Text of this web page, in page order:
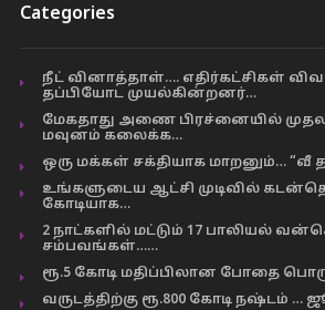
Categories
நீட் வினாத்தாள்…. எதிர்கட்சிகள்
தப்பியோட முயல்கின்றனர்…
மேகதாது அணை பிரச்னையில்
மவுனம் கலைக்க…
ஒரு மக்கள் சக்தியாக மாறனும்… “வீ
உங்களுடைய ஆட்சி முடிவில்
கோடியாக…
2 நாட்களில் மட்டும் 17 பாலியல்
சம்பவங்கள்……
ரூ.5 கோடி மதிப்பிலான போதை
வருடத்திற்கு ரூ.800 கோடி நஷ்டம் …